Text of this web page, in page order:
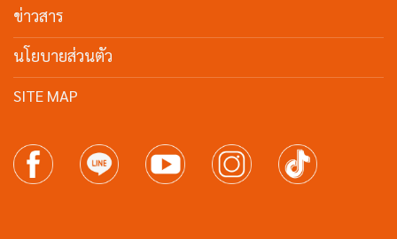
ข่าวสาร
นโยบายส่วนตัว
SITE MAP